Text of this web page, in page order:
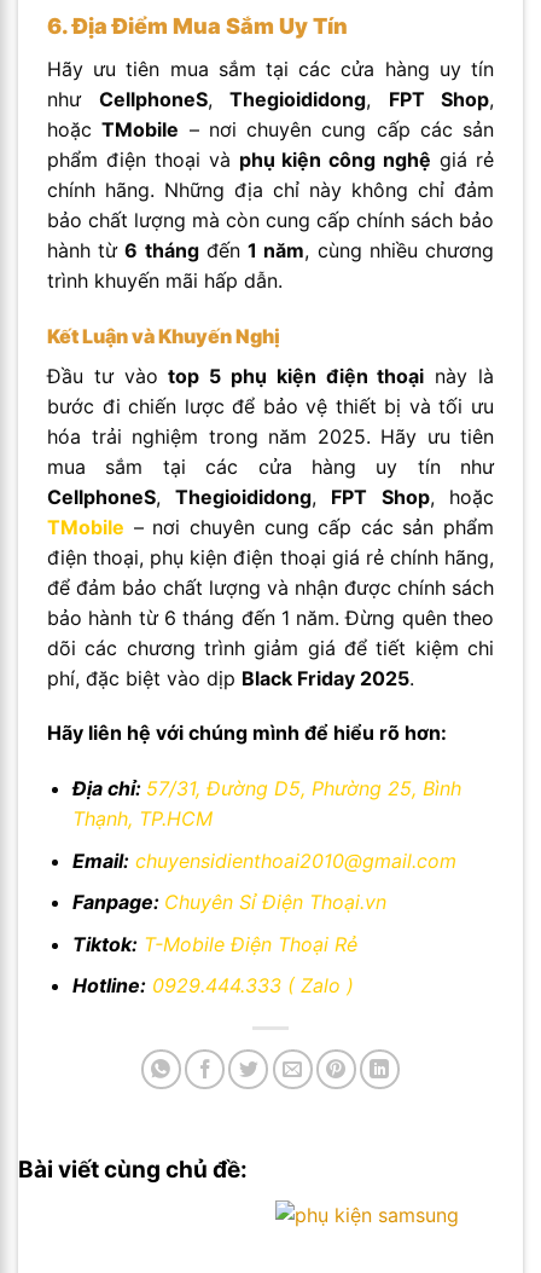
6. Địa Điểm Mua Sắm Uy Tín
Hãy ưu tiên mua sắm tại các cửa hàng uy tín
như CellphoneS, Thegioididong, FPT Shop,
hoặcTMobile – nơi chuyên cung cấp các sản
phẩm điện thoại và phụ kiện công nghệ giá rẻ
chính hãng. Những địa chỉ này không chỉ đảm
bảo chất lượng mà còn cung cấp chính sách bảo
hành từ6 thángđến1 năm, cùng nhiều chương
trình khuyến mãi hấp dẫn.
Kết Luận và Khuyến Nghị
Đầu tư vàotop 5 phụ kiện điện thoại này là
bước đi chiến lược để bảo vệ thiết bị và tối ưu
hóa trải nghiệm trong năm 2025. Hãy ưu tiên
mua sắm tại các cửa hàng uy tín như
CellphoneS, Thegioididong, FPT Shop, hoặc
TMobile – nơi chuyên cung cấp các sản phẩm
điện thoại, phụ kiện điện thoại giá rẻ chính hãng,
để đảm bảo chất lượng và nhận được chính sách
bảo hành từ 6 tháng đến 1 năm. Đừng quên theo
dõi các chương trình giảm giá để tiết kiệm chi
phí, đặc biệt vào dịp Black Friday 2025.
Hãy liên hệ với chúng mình để hiểu rõ hơn:
Địa chỉ: 57/31, Đường D5, Phường 25, Bình
Thạnh, TP.HCM
Email: chuyensidienthoai2010@gmail.com
Fanpage: Chuyên Sỉ Điện Thoại.vn
Tiktok: T-Mobile Điện Thoại Rẻ
Hotline: 0929.444.333 ( Zalo )
Bài viết cùng chủ đề: